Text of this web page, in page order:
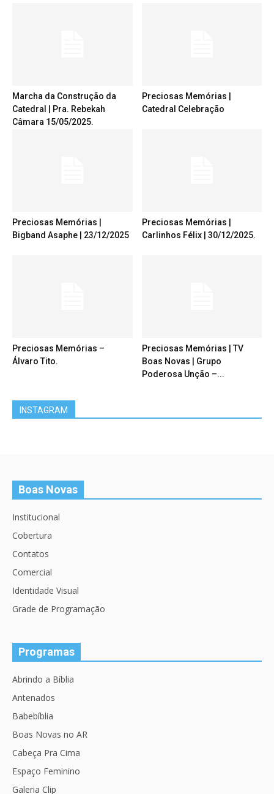
Marcha da Construção da
Catedral | Pra. Rebekah
Câmara 15/05/2025.
Preciosas Memórias |
Catedral Celebração
Preciosas Memórias |
Bigband Asaphe | 23/12/2025
Preciosas Memórias |
Carlinhos Félix | 30/12/2025.
Preciosas Memórias –
Álvaro Tito.
Preciosas Memórias | TV
Boas Novas | Grupo
Poderosa Unção –...
INSTAGRAM
Boas Novas
Institucional
Cobertura
Contatos
Comercial
Identidade Visual
Grade de Programação
Programas
Abrindo a Bíblia
Antenados
Babebíblia
Boas Novas no AR
Cabeça Pra Cima
Espaço Feminino
Galeria Clip